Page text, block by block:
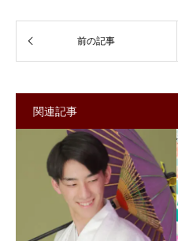
関連記事